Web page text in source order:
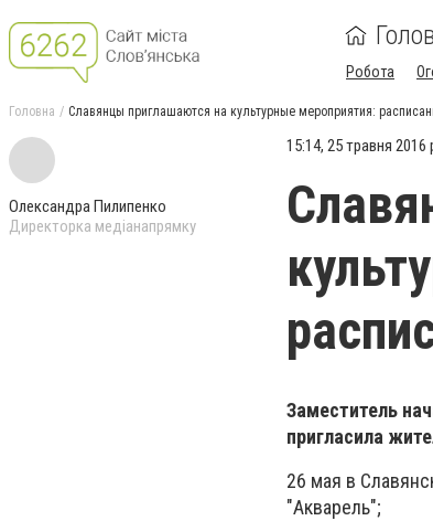
Робота
Головна Славянцы приглашаются на культурные мероприятия:
Олександра Пилипенко
Директорка медіанапрямку
15:14, 25 травня 2016
Заместитель
пригласила
26 мая в
"Акварель";